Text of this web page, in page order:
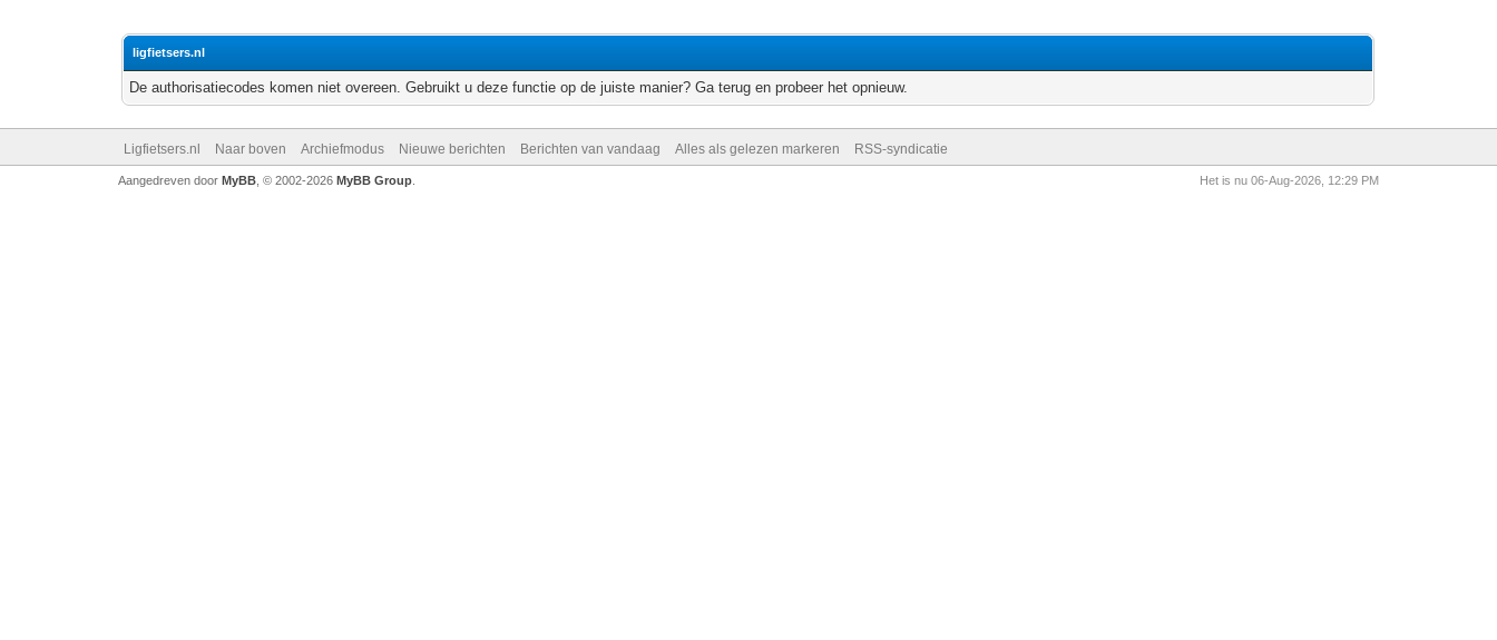
ligfietsers.nl
De authorisatiecodes komen niet overeen. Gebruikt u deze functie op de juiste manier? Ga terug en probeer het opnieuw.
Ligfietsers.nl Naar boven Archiefmodus Nieuwe berichten Berichten van vandaag Alles als gelezen markeren RSS-syndicatie
Het is nu 06-Aug-2026, 12:29 PM
Aangedreven door MyBB, © 2002-2026 MyBB Group.